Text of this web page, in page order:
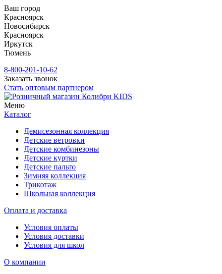
Ваш город
Красноярск
Новосибирск
Красноярск
Иркутск
Тюмень
8-800-201-10-62
Заказать звонок
Стать оптовым партнером
Меню
Каталог
Демисезонная коллекция
Детские ветровки
Детские комбинезоны
Детские куртки
Детские пальто
Зимняя коллекция
Трикотаж
Школьная коллекция
Оплата и доставка
Условия оплаты
Условия доставки
Условия для школ
О компании